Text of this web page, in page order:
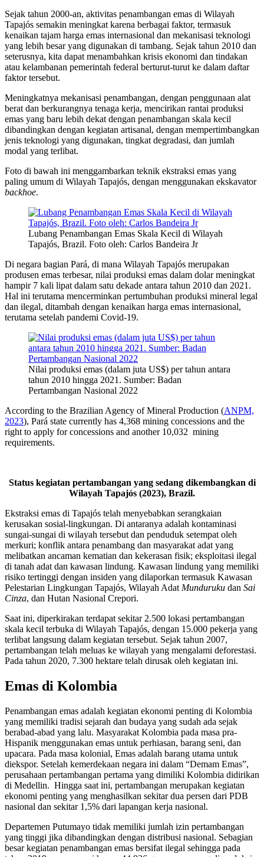
Sejak tahun 2000-an, aktivitas penambangan emas di Wilayah
Tapajós semakin meningkat karena berbagai faktor, termasuk
kenaikan tajam harga emas internasional dan mekanisasi teknologi
yang lebih besar yang digunakan di tambang. Sejak tahun 2010 dan
seterusnya, kita dapat menambahkan krisis ekonomi dan tindakan
atau kelambanan pemerintah federal berturut-turut ke dalam daftar
faktor tersebut.
Meningkatnya mekanisasi penambangan, dengan penggunaan alat
berat dan berkurangnya tenaga kerja, mencirikan rantai produksi
emas yang baru lebih dekat dengan penambangan skala kecil
dibandingkan dengan kegiatan artisanal, dengan mempertimbangkan
jenis teknologi yang digunakan, tingkat degradasi, dan jumlah
modal yang terlibat.
Foto di bawah ini menggambarkan teknik ekstraksi emas yang
paling umum di Wilayah Tapajós, dengan menggunakan ekskavator
backhoe.
Lubang Penambangan Emas Skala Kecil di Wilayah
Tapajós, Brazil. Foto oleh: Carlos Bandeira Jr
Di negara bagian Pará, di mana Wilayah Tapajós merupakan
produsen emas terbesar, nilai produksi emas dalam dolar meningkat
hampir 7 kali lipat dalam satu dekade antara tahun 2010 dan 2021.
Hal ini terutama mencerminkan pertumbuhan produksi mineral legal
dan ilegal, ditambah dengan kenaikan harga emas internasional,
terutama setelah pandemi Covid-19.
Nilai produksi emas (dalam juta US$) per tahun antara
tahun 2010 hingga 2021. Sumber: Badan
Pertambangan Nasional 2022
According to the Brazilian Agency of Mineral Production (ANPM,
2023), Pará state currently has 4,368 mining concessions and the
right to apply for concessions and another 10,032 mining
requirements.
Status kegiatan pertambangan yang sedang dikembangkan di
Wilayah Tapajós (2023), Brazil.
Ekstraksi emas di Tapajós telah menyebabkan serangkaian
kerusakan sosial-lingkungan. Di antaranya adalah kontaminasi
sungai-sungai di wilayah tersebut dan penduduk setempat oleh
merkuri; konflik antara penambang dan masyarakat adat yang
melibatkan ancaman kematian dan kekerasan fisik; eksploitasi ilegal
di tanah adat dan kawasan lindung. Kawasan lindung yang memiliki
risiko tertinggi dengan insiden yang dilaporkan termasuk Kawasan
Pelestarian Lingkungan Tapajós, Wilayah Adat Munduruku dan Sai
Cinza, dan Hutan Nasional Crepori.
Saat ini, diperkirakan terdapat sekitar 2.500 lokasi pertambangan
skala kecil terbuka di Wilayah Tapajós, dengan 15.000 pekerja yang
terlibat langsung dalam kegiatan tersebut. Sejak tahun 2007,
pertambangan telah meluas ke wilayah yang mengalami deforestasi.
Pada tahun 2020, 7.300 hektare telah dirusak oleh kegiatan ini.
Emas di Kolombia
Penambangan emas adalah kegiatan ekonomi penting di Kolombia
yang memiliki tradisi sejarah dan budaya yang sudah ada sejak
berabad-abad yang lalu. Masyarakat Kolombia pada masa pra-
Hispanik menggunakan emas untuk perhiasan, barang seni, dan
upacara. Pada masa kolonial, Emas adalah barang utama untuk
diekspor. Setelah kemerdekaan negara ini dalam “Demam Emas”,
perusahaan pertambangan pertama yang dimiliki Kolombia didirikan
di Medellin. Hingga saat ini, pertambangan merupakan kegiatan
ekonomi penting yang menghasilkan sekitar dua persen dari PDB
nasional dan sekitar 1,5% dari lapangan kerja nasional.
Departemen Putumayo tidak memiliki jumlah izin pertambangan
yang tinggi jika dibandingkan dengan distribusi nasional. Sebagian
besar kegiatan penambangan emas bersifat ilegal sehingga pada